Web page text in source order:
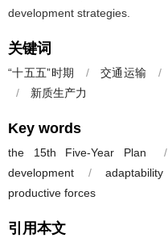
development strategies.
关键词
“十五五”时期 / 交通运输 /
/
新质生产力
Key words
the 15th Five-Year Plan /
development
/ adaptability
productive forces
引用本文